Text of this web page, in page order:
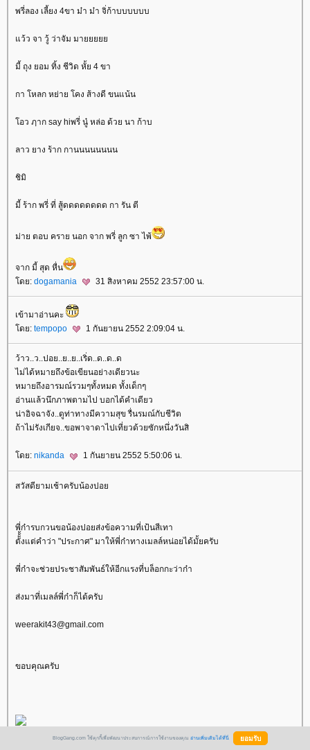
พรี่ลอง เลี้ยง 4ขา ม๋า ม๋า จิ่ก้าบบบบบบ
ว้ว จา วู้ ว่าจัม มา
มี้ ถุง ยอม ทิ้ง ชีวิด หั้ย 4 ขา
กา โหลก หย่าย โคง ส้างดี ขนแน้น
อว ฦาก say hiพรี่ นู๋ หล่อ ด้วย นา ก้าบ
ลาว ยาง ร้าก กานนนนนนนน
ชิมิ
มี้ ร้าก พรี่ ที่ สู้ดดดดดดดด กา รัน ตี
ม่าย ตอบ คราย นอก จาก พรี่ ลูก ซา ไพ้
จาก มี้ สุด หื่น
ดย: dogamania 31 สิงหาคม 2552 23:57:00 น.
เข้ามาอ่านคะ
ดย: tempopo 1 กันยายน 2552 2:09:04 น.
ว้าว..ว..ปอย..ย..ย..เริ่ด..ด..ด..ด
ไม่ได้หมายถึงข้อเขียนอย่างเดียวนะ
หมายถึงอารมณ์รวมๆทั้งหมด ทั้งเด็กๆ
อ่านแล้วนึกภาพตามไป บอกได้คำเดียว
น่าอิจฉาจัง..ดูท่าทางมีความสุข รื่นรมณ์กับชีวิต
ถ้าไม่รังเกียจ..ขอพาจาดาไปเที่ยวด้วยซักหนึ่งวันสิ
ดย: nikanda 1 กันยายน 2552 5:50:06 น.
สวัสดียามเช้าครับน้องปอ
พี่ก๋ารบกวนขอน้องปอยส่งข้อความที่เป้นสีเทา
ตัั้้งแต่คำว่า "ประกาศ" มาให้พี่ก๋าทางเมลล์หน่อยได้มั้ยครับ
พี่ก๋าจะช่วยประชาสัมพันธ์ให้อีกแรงที่บล็อกกะว่าก๋า
ส่งมาที่เมลล์พี่ก๋าก็ได้ครับ
weerakit43@gmail.com
ขอบคุณครับ
BlogGang.com ใช้คุกกี้เพื่อพัฒนาประสบการณ์การใช้งานของคุณ อ่านเพิ่มเติมได้ที่นี่